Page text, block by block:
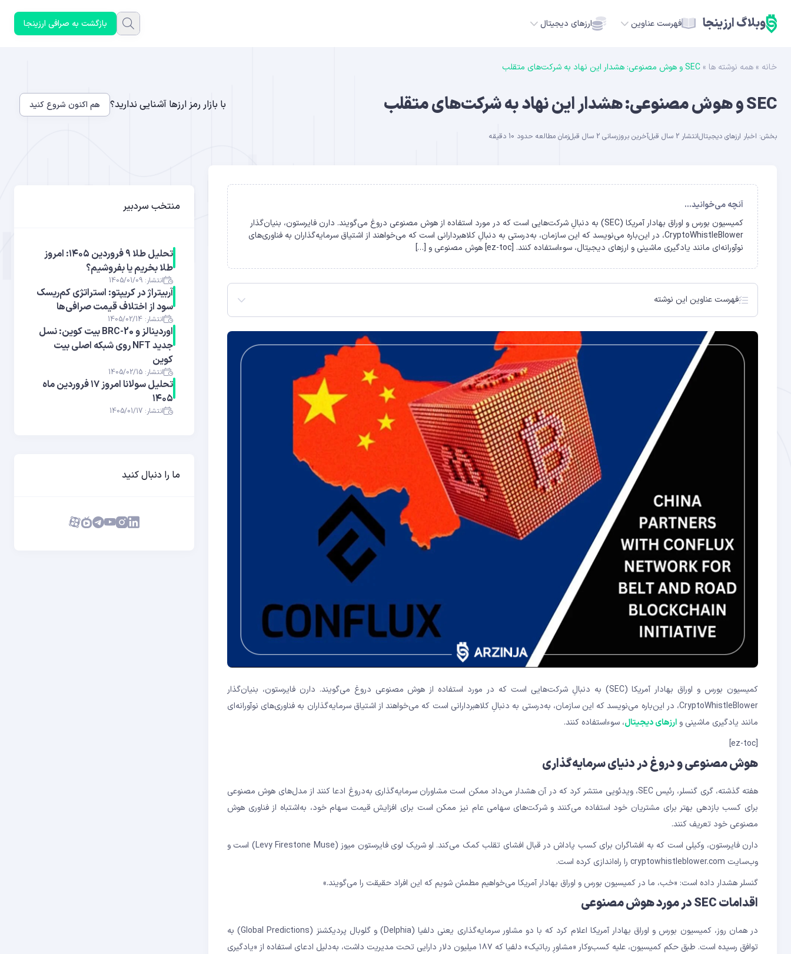
وبلاگ ارزینجا فهرست عناوین ارزهای دیجیتال
ADA
بازگشت به صرافی ارزینجا
خانه » همه نوشته ها » SEC و هوش مصنوعی: هشدار این نهاد به شرکت‌های متقلب
SEC و هوش مصنوعی: هشدار این نهاد به شرکت‌های متقلب با بازار رمز ارزها آشنایی ندارید؟ هم اکنون شروع کنید
بخش: اخبار ارزهای دیجیتالانتشار 2 سال قبل آخرین بروزرسانی 2 سال قبل زمان مطالعه حدود 10 دقیقه
آنچه می‌خوانید...
کمیسیون بورس و اوراق بهادار آمریکا (SEC) به دنبالِ شرکت‌هایی است که در مورد استفاده از هوش مصنوعی دروغ می‌گویند. دارن فایرستون، بنیان‌گذار
CryptoWhistleBlower، در این‌باره می‌نویسد که این سازمان، به‌درستی به دنبالِ کلاهبردارانی است که می‌خواهند از اشتیاق سرمایه‌گذاران به فناوری‌های
نوآورانه‌ای مانند یادگیری ماشینی و ارزهای دیجیتال، سوءاستفاده کنند. [ez-toc] هوش مصنوعی و […]
فهرست عناوین این نوشته
اقدامات SEC در مورد هوش مصنوعی
چالش‌های تشخیص هوش مصنوعی واقعی از تقلبی
نتیجه‌گیری
کمیسیون بورس و اوراق بهادار آمریکا (SEC) به دنبالِ شرکت‌هایی است که در مورد استفاده از هوش مصنوعی دروغ می‌گویند. دارن فایرستون، بنیان‌گذار
CryptoWhistleBlower، در این‌باره می‌نویسد که این سازمان، به‌درستی به دنبالِ کلاهبردارانی است که می‌خواهند از اشتیاق سرمایه‌گذاران به فناوری‌های نوآورانه‌ای
مانند یادگیری ماشینی و ارزهای دیجیتال، سوءاستفاده کنند.
[ez-toc]
هوش مصنوعی و دروغ در دنیای سرمایه‌گذاری
هفته گذشته، گری گنسلر، رئیس SEC، ویدئویی منتشر کرد که در آن هشدار می‌داد ممکن است مشاوران سرمایه‌گذاری به‌دروغ ادعا کنند از مدل‌های هوش مصنوعی
برای کسب بازدهی بهتر برای مشتریان خود استفاده می‌کنند و شرکت‌های سهامی عام نیز ممکن است برای افزایش قیمت سهام خود، به‌اشتباه از فناوری هوش
مصنوعی خود تعریف کنند.
دارن فایرستون، وکیلی است که به افشاگران برای کسب پاداش در قبال افشای تقلب کمک می‌کند. او شریک لوی فایرستون میوز (Levy Firestone Muse) است و
وب‌سایت cryptowhistleblower.com را راه‌اندازی کرده است.
گنسلر هشدار داده است: «خب، ما در کمیسیون بورس و اوراق بهادار آمریکا می‌خواهیم مطمئن شویم که این افراد حقیقت را می‌گویند.»
اقدامات SEC در مورد هوش مصنوعی
در همان روز، کمیسیون بورس و اوراق بهادار آمریکا اعلام کرد که با دو مشاور سرمایه‌گذاری یعنی دلفیا (Delphia) و گلوبال پردیکشنز (Global Predictions) به
توافق رسیده است. طبق حکم کمیسیون، علیه کسب‌وکار «مشاورِ رباتیک» دلفیا که ۱۸۷ میلیون دلار دارایی تحت مدیریت داشت، به‌دلیل ادعای استفاده از «یادگیری
منتخب سردبیر
تحلیل طلا ۹ فروردین ۱۴۰۵: امروز
طلا بخریم یا بفروشیم؟
انتشار: 1405/01/09
آربیتراژ در کریپتو: استراتژی کم‌ریسک
سود از اختلاف قیمت صرافی‌ها
انتشار: 1405/02/14
اوردینالز و BRC-20 بیت کوین: نسل
جدید NFT روی شبکه اصلی بیت
کوین
انتشار: 1405/02/15
تحلیل سولانا امروز ۱۷ فروردین ماه
۱۴۰۵
انتشار: 1405/01/17
ما را دنبال کنید